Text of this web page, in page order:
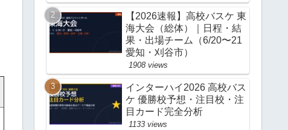
【2026速報】高校バスケ 東
海大会（総体）｜日程・結
果・出場チーム（6/20〜21
愛知・刈谷市）
1908 views
インターハイ2026 高校バス
ケ 優勝校予想・注目校・注
目カード完全分析
1133 views